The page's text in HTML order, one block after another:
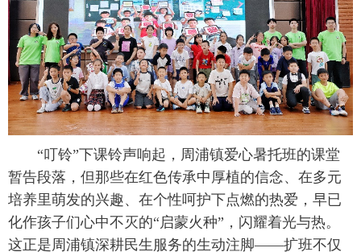
“叮铃”下课铃声响起，周浦镇爱心暑托班的课堂
暂告段落，但那些在红色传承中厚植的信念、在多元
培养里萌发的兴趣、在个性呵护下点燃的热爱，早已
化作孩子们心中不灭的“启蒙火种”，闪耀着光与热。
这正是周浦镇深耕民生服务的生动注脚——扩班不仅